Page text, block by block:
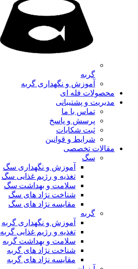
گربه
آموزش و نگهداری گربه
محصولات فله ای
مدیریت و پشتیبانی
تماس با ما
پرسش و پاسخ
ثبت شکایات
شرایط و قوانین
مقالات تخصصی
سگ
آموزش و نگهداری سگ
تغذیه و رژیم غذایی سگ
سلامت و بهداشت سگ
شناخت نژاد های سگ
مقایسه نژاد های سگ
گربه
آموزش و نگهداری گربه
تغذیه و رژیم غذایی گربه
سلامت و بهداشت گربه
شناخت نژاد های گربه
مقایسه نژاد های گربه